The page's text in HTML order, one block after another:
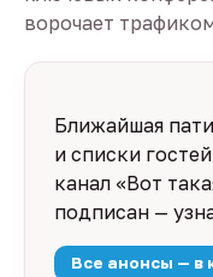
ворочает
Ближайшая
и списки
канал «Вот
подписан —
Все анонсы — в